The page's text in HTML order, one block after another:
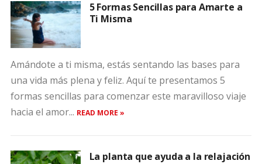
5 Formas Sencillas para Amarte a
Ti Misma
Amándote a ti misma, estás sentando las bases para
una vida más plena y feliz. Aquí te presentamos 5
formas sencillas para comenzar este maravilloso viaje
hacia el amor... READ MORE »
La planta que ayuda a la relajación